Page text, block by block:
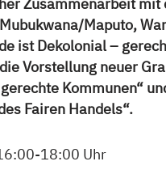
Maputo,
ist Dekolonial –
Vorstellung neuer
Kommunen“
Fairen Handels“.
18:00 Uhr